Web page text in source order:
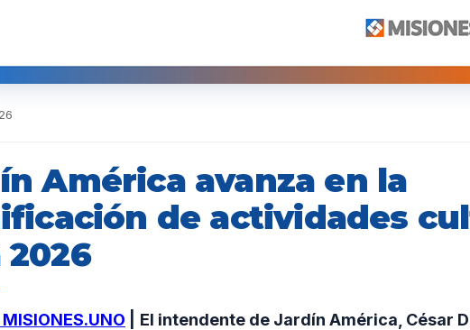
América avanza en la
de actividades
2026
El intendente de Jardín América, César